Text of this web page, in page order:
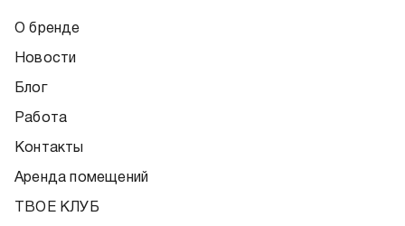
О бренде
Новости
Блог
Работа
Контакты
Аренда помещений
ТВОЕ КЛУБ